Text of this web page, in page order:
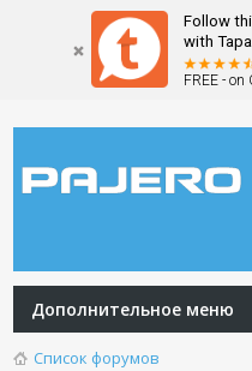
Follow
with
FREE - on
Дополнительное меню
Список форумов